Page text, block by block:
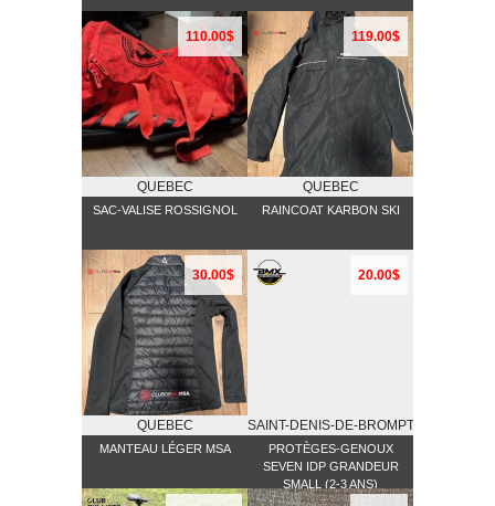
110.00$
QUEBEC
SAC-VALISE ROSSIGNOL
119.00$
QUEBEC
RAINCOAT KARBON SKI
30.00$
QUEBEC
MANTEAU LÉGER MSA
20.00$
SAINT-DENIS-DE-BROMPTON
PROTÈGES-GENOUX
SEVEN IDP GRANDEUR
SMALL (2-3 ANS)